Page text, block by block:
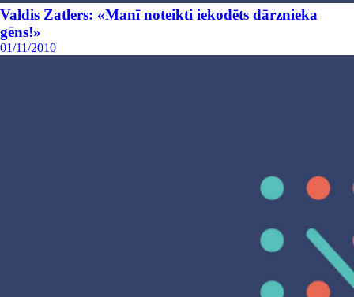
Valdis Zatlers: «Manī noteikti iekodēts dārznieka
gēns!»
01/11/2010